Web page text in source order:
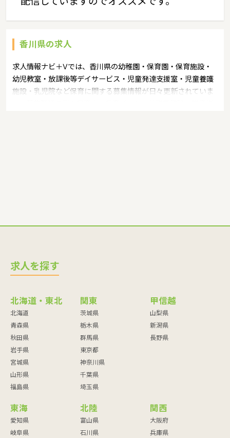
香川県の求人
求人情報ナビ＋Vでは、香川県の幼稚園・保育園・保育施設・
幼児教室・放課後等デイサービス・児童発達支援室・児童養護
施設・乳児院など保育に関する募集情報が日々更新されていま
求人を探す
北海道・東北
北海道
青森県
秋田県
岩手県
宮城県
山形県
福島県
関東
茨城県
栃木県
群馬県
東京都
神奈川県
千葉県
埼玉県
甲信越
山梨県
新潟県
長野県
東海
愛知県
岐阜県
北陸
富山県
石川県
関西
大阪府
兵庫県